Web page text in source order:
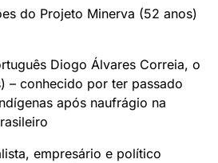
do Projeto Minerva (52 anos)
Diogo Álvares Correia, o
– conhecido por ter passado
após naufrágio na
empresário e político